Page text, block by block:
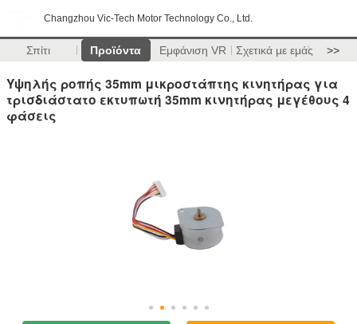
Changzhou Vic-Tech Motor Technology Co., Ltd.
Σπίτι Προϊόντα Εμφάνιση VR Σχετικά με εμάς >>
Υψηλής ροπής 35mm μικροστάπτης κινητήρας για
τρισδιάστατο εκτυπωτή 35mm κινητήρας μεγέθους 4
φάσεις